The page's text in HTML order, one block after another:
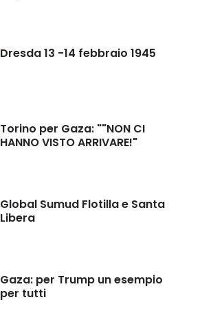
Dresda 13 -14 febbraio 1945
Torino per Gaza: ""NON CI
HANNO VISTO ARRIVARE!"
Global Sumud Flotilla e Santa
Libera
Gaza: per Trump un esempio
per tutti